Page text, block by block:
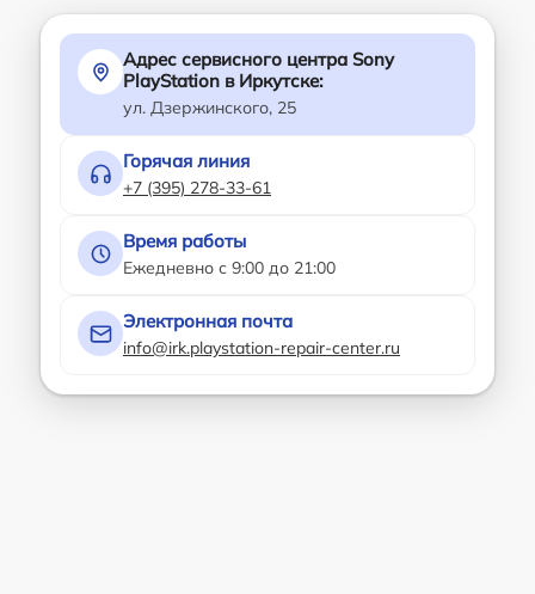
Адрес сервисного центра Sony
PlayStation в Иркутске:
ул. Дзержинского, 25
Горячая линия
+7 (395) 278-33-61
Время работы
Ежедневно с 9:00 до 21:00
Электронная почта
info@irk.playstation-repair-center.ru